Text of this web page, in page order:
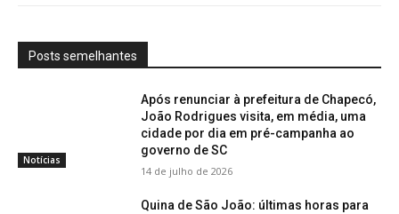
Posts semelhantes
Notícias
Após renunciar à prefeitura de Chapecó,
João Rodrigues visita, em média, uma
cidade por dia em pré-campanha ao
governo de SC
14 de julho de 2026
Quina de São João: últimas horas para